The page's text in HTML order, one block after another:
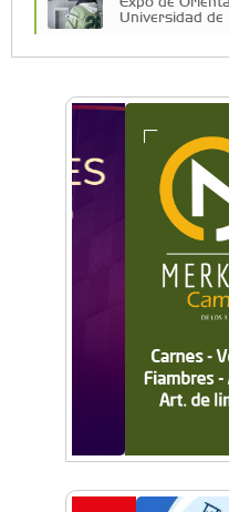
Universidad de
De Castelar a
vecino que
Castelar Digital
Dr. Omar
odontología
no cambió
Emiliano
Norita", el
Museo Nora
No
cuatro días
¡Sí, prometo!
Empresas,